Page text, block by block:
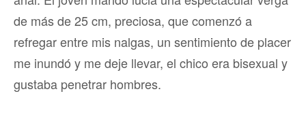
de más de 25 cm, preciosa, que comenzó a
refregar entre mis nalgas, un sentimiento de placer
me inundó y me deje llevar, el chico era bisexual y
gustaba penetrar hombres.